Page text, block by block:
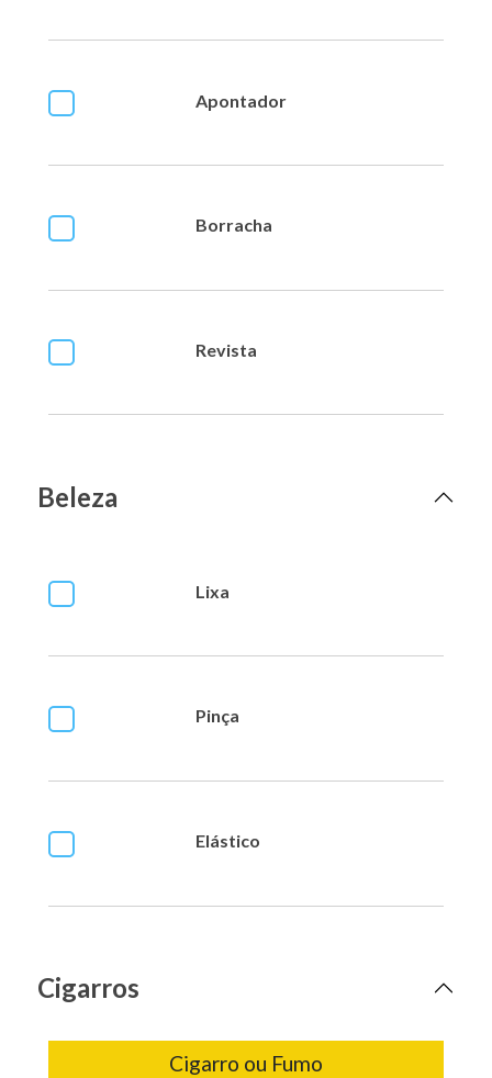
Apontador
Borracha
Revista
Beleza
Lixa
Pinça
Elástico
Cigarros
Cigarro ou Fumo